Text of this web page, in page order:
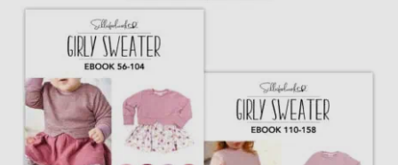
Gewerbelizenz
Kontakt